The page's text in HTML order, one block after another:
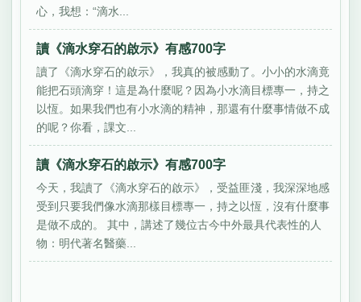
心，我想：“滴水...
讀《滴水穿石的啟示》有感700字
讀了《滴水穿石的啟示》，我真的被感動了。小小的水滴竟
能把石頭滴穿！這是為什麼呢？因為小水滴目標專一，持之
以恆。如果我們也有小水滴的精神，那還有什麼事情做不成
的呢？你看，課文...
讀《滴水穿石的啟示》有感700字
今天，我讀了《滴水穿石的啟示》，受益匪淺，我深深地感
受到只要我們像水滴那樣目標專一，持之以恆，沒有什麼事
是做不成的。 其中，講述了幾位古今中外最具代表性的人
物：明代著名醫藥...